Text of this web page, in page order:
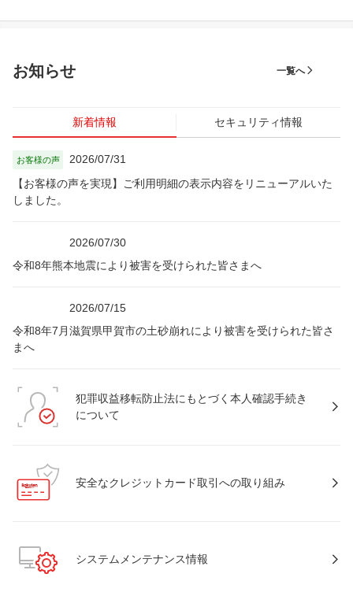
お知らせ 一覧へ
新着情報 セキュリティ情報
お客様の声
2026/07/31
【お客様の声を実現】ご利用明細の表示内容をリニューアルいた
しました。
2026/07/30
令和8年熊本地震により被害を受けられた皆さまへ
2026/07/15
令和8年7月滋賀県甲賀市の土砂崩れにより被害を受けられた皆さ
まへ
犯罪収益移転防止法にもとづく本人確認手続き
について
安全なクレジットカード取引への取り組み
システムメンテナンス情報